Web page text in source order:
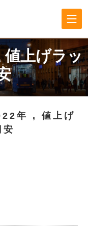
値上げラッ
年 , 値上げ
安